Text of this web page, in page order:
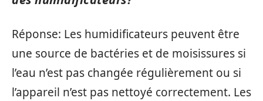
Réponse: Les humidificateurs peuvent être
une source de bactéries et de moisissures si
l’eau n’est pas changée régulièrement ou si
l’appareil n’est pas nettoyé correctement. Les